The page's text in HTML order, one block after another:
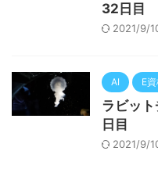
32日目
2021/9/
AI E
ラビッ
日目
2021/9/